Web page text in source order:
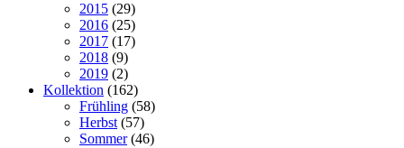
2015 (29)
2016 (25)
2017 (17)
2018 (9)
2019 (2)
Kollektion (162)
Frühling (58)
Herbst (57)
Sommer(46)